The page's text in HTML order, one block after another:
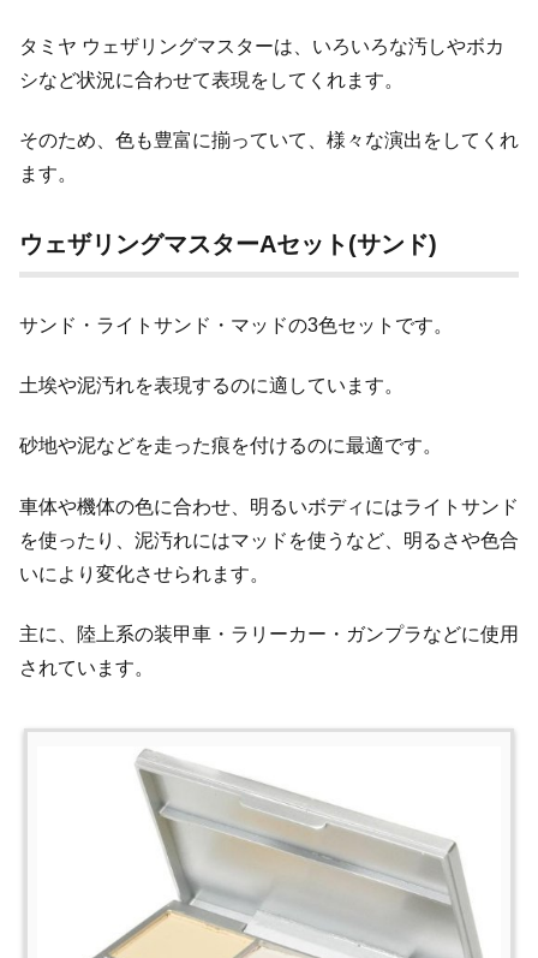
タミヤ ウェザリングマスターは、いろいろな汚しやボカ
シなど状況に合わせて表現をしてくれます。
そのため、色も豊富に揃っていて、様々な演出をしてくれ
ます。
ウェザリングマスターAセット(サンド)
サンド・ライトサンド・マッドの3色セットです。
土埃や泥汚れを表現するのに適しています。
砂地や泥などを走った痕を付けるのに最適です。
車体や機体の色に合わせ、明るいボディにはライトサンド
を使ったり、泥汚れにはマッドを使うなど、明るさや色合
いにより変化させられます。
主に、陸上系の装甲車・ラリーカー・ガンプラなどに使用
されています。